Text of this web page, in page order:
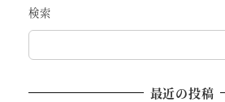
検索
最近の投稿